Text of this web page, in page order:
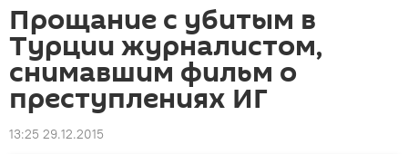
Прощание с убитым в
Турции журналистом,
снимавшим фильм о
преступлениях ИГ
13:25 29.12.2015